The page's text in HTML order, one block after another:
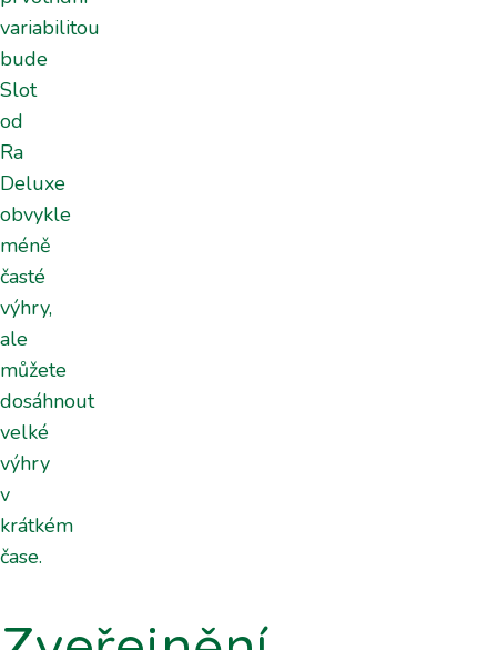
variabilitou
bude
Slot
od
Ra
Deluxe
obvykle
méně
časté
výhry,
ale
můžete
dosáhnout
velké
výhry
v
krátkém
čase.